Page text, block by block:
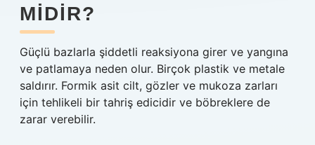
MIDIR?
Güçlü bazlarla şiddetli reaksiyona girer ve yangına
ve patlamaya neden olur. Birçok plastik ve metale
saldırır. Formik asit cilt, gözler ve mukoza zarları
için tehlikeli bir tahriş edicidir ve böbreklere de
zarar verebilir.